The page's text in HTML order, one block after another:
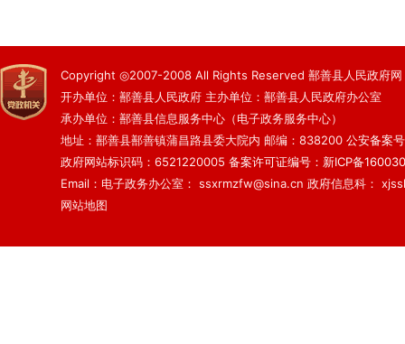
Copyright ◎2007-2008 All Rights Reserved 鄯善县人民政府网
开办单位：鄯善县人民政府 主办单位：鄯善县人民政府办公室
承办单位：鄯善县信息服务中心（电子政务服务中心）
地址：鄯善县鄯善镇蒲昌路县委大院内 邮编：838200 公安备案
政府网站标识码：6521220005 备案许可证编号：新ICP备
Email：电子政务办公室： ssxrmzfw@sina.cn 政府信息科：
网站地图